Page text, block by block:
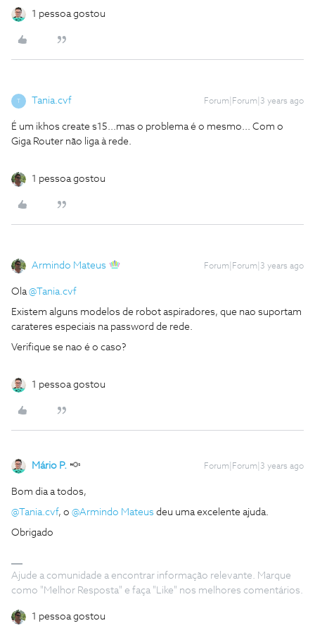
1 pessoa gostou
T Tania.cvf Forum|Forum|3 years ago
É um ikhos create s15...mas o problema é o mesmo... Com o
Giga Router não liga à rede.
1 pessoa gostou
Armindo Mateus Forum|Forum|3 years ago
Ola@Tania.cvf
Existem alguns modelos de robot aspiradores, que nao suportam
carateres especiais na password de rede.
Verifique se nao é o caso?
1 pessoa gostou
Mário P. Forum|Forum|3 years ago
Bom dia a todos,
@Tania.cvf, o @Armindo Mateus deu uma excelente ajuda.
Obrigado
Ajude a comunidade a encontrar informação relevante. Marque
como "Melhor Resposta" e faça "Like" nos melhores comentários.
1 pessoa gostou